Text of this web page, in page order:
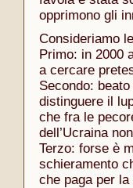
opprimono gli
Consideriamo
Primo: in 2000
a cercare
Secondo:
distinguere il
che fra le
dell’Ucraina
Terzo: forse è
schieramento
che paga per